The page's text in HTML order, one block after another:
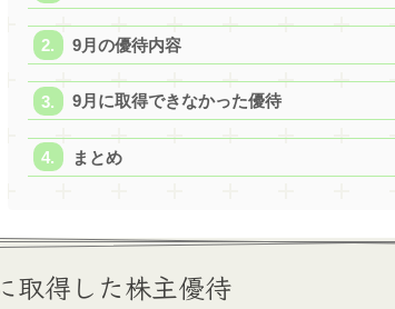
9月の優待内容
9月に取得できなかった優待
まとめ
取得した株主優待